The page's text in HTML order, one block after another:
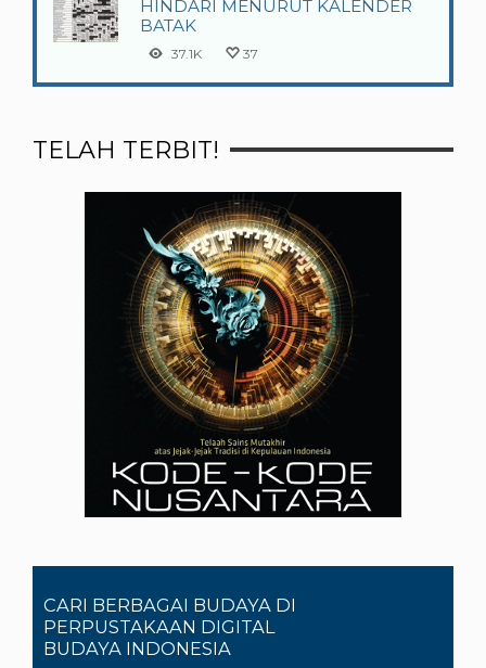
HINDARI MENURUT KALENDER
BATAK
37.1K 37
TELAH TERBIT!
CARI BERBAGAI BUDAYA DI
PERPUSTAKAAN DIGITAL
BUDAYA INDONESIA